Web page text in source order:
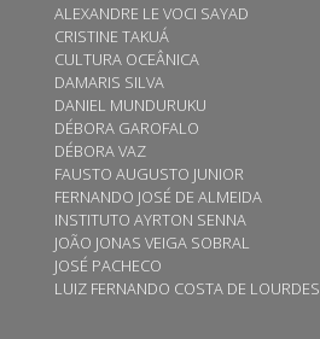
ALEXANDRE LE VOCI SAYAD
CRISTINE TAKUÁ
CULTURA OCEÂNICA
DAMARIS SILVA
DANIEL MUNDURUKU
DÉBORA GAROFALO
DÉBORA VAZ
FAUSTO AUGUSTO JUNIOR
FERNANDO JOSÉ DE ALMEIDA
INSTITUTO AYRTON SENNA
JOÃO JONAS VEIGA SOBRAL
JOSÉ PACHECO
LUIZ FERNANDO COSTA DE LOURDES